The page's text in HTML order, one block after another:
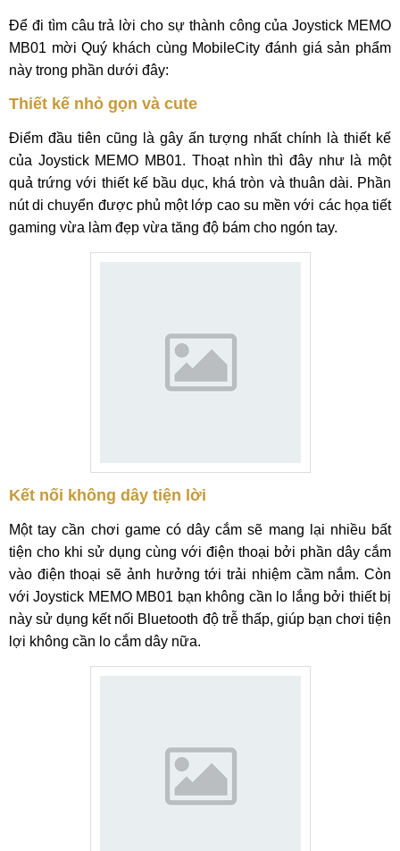
Để đi tìm câu trả lời cho sự thành công của Joystick MEMO
MB01 mời Quý khách cùng MobileCity đánh giá sản phẩm
này trong phần dưới đây:
Thiết kế nhỏ gọn và cute
Điểm đầu tiên cũng là gây ấn tượng nhất chính là thiết kế
của Joystick MEMO MB01. Thoạt nhìn thì đây như là một
quả trứng với thiết kế bầu dục, khá tròn và thuân dài. Phần
nút di chuyển được phủ một lớp cao su mền với các họa tiết
gaming vừa làm đẹp vừa tăng độ bám cho ngón tay.
Kết nối không dây tiện lời
Một tay cần chơi game có dây cắm sẽ mang lại nhiều bất
tiện cho khi sử dụng cùng với điện thoại bởi phần dây cắm
vào điện thoại sẽ ảnh hưởng tới trải nhiệm cầm nắm. Còn
với Joystick MEMO MB01 bạn không cần lo lắng bởi thiết bị
này sử dụng kết nối Bluetooth độ trễ thấp, giúp bạn chơi tiện
lợi không cần lo cắm dây nữa.